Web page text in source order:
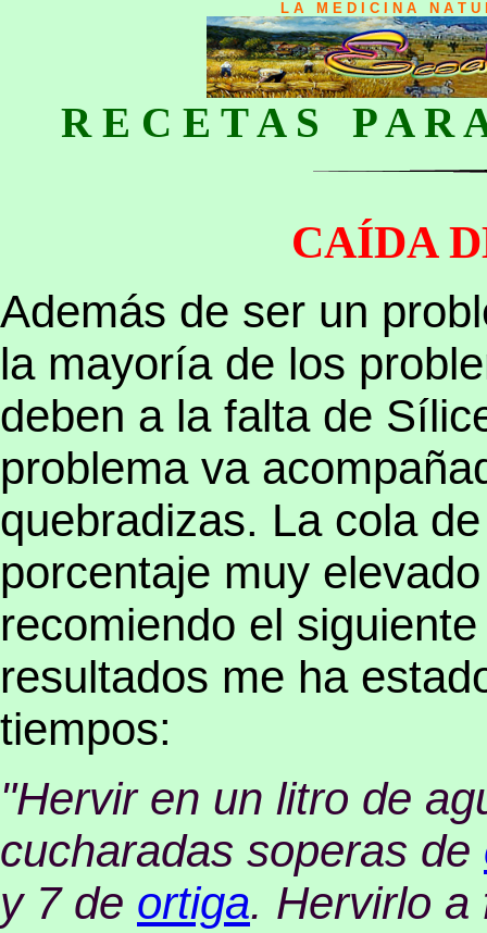
L A M E D I C I N A N A T
R E C E T A S P A
CAÍDA
Además de ser un
la mayoría de los
deben a la falta de
problema va
quebradizas. La cola
porcentaje muy
recomiendo el
resultados me ha
tiempos:
"Hervir en un litro de
cucharadas soperas de
y 7 de ortiga. Hervirlo a